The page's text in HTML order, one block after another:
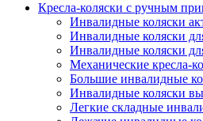
Кресла-коляски с ручным
Инвалидные коляски
Инвалидные коляски
Инвалидные коляски
Механические кресла-
Большие инвалидные
Инвалидные коляски
Легкие складные